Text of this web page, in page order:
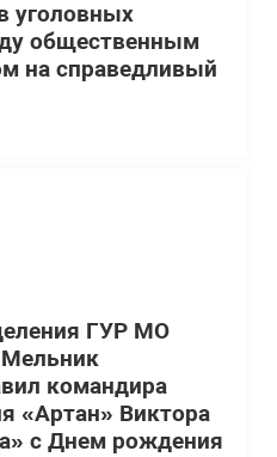
уголовных
общественным
на справедливый
ГУР МО
командира
«Артан» Виктора
с Днем рождения